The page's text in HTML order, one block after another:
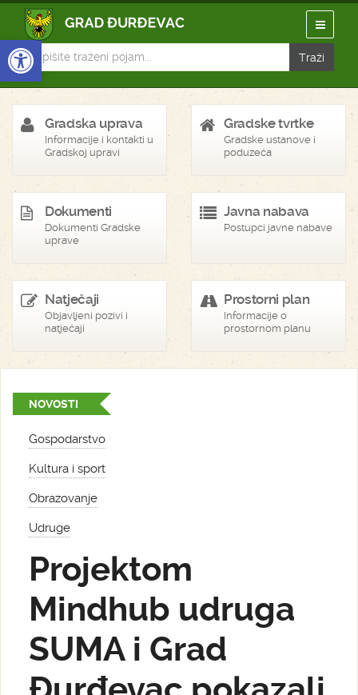
Open toolbar
Gradska uprava
Informacije i kontakti u
Gradskoj upravi
Gradske tvrtke
Gradske ustanove i
poduzeća
Dokumenti
Dokumenti Gradske
uprave
Javna nabava
Postupci javne nabave
Natječaji
Objavljeni pozivi i
natječaji
Prostorni plan
Informacije o
prostornom planu
NOVOSTI
Gospodarstvo
Kultura i sport
Obrazovanje
Udruge
Projektom
Mindhub udruga
SUMA i Grad